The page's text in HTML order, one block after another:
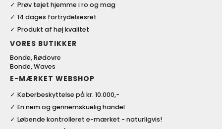
Prøv tøjet hjemme i ro og mag
14 dages fortrydelsesret
Produkt af høj kvalitet
VORES BUTIKKER
Bonde, Rødovre
Bonde, Waves
E-MÆRKET WEBSHOP
Køberbeskyttelse på kr. 10.000,-
En nem og gennemskuelig handel
Løbende kontrolleret e-mærket - naturligvis!